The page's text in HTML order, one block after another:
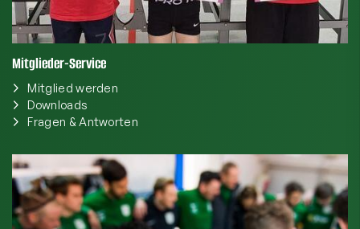
Mitglieder-Service
Mitglied werden
Downloads
Fragen & Antworten